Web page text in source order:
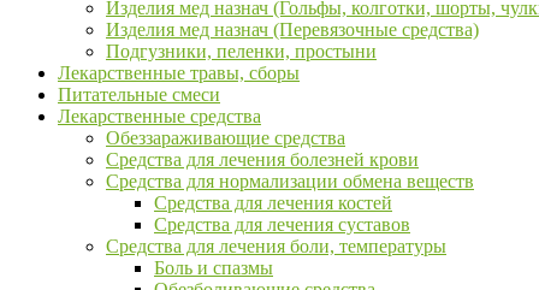
Изделия мед назнач (Гольфы, колготки, шорты,
Изделия мед назнач (Перевязочные средства)
Подгузники, пеленки, простыни
Лекарственные травы, сборы
Питательные смеси
Лекарственные средства
Обеззараживающие средства
Средства для лечения болезней крови
Средства для нормализации обмена веществ
Средства для лечения костей
Средства для лечения суставов
Средства для лечения боли, температуры
Боль и спазмы